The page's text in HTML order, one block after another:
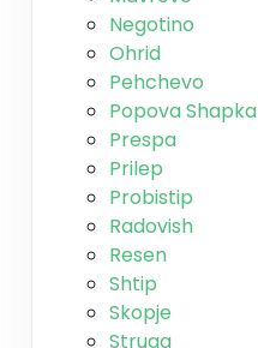
Negotino
Ohrid
Pehchevo
Popova Shapka
Prespa
Prilep
Probistip
Radovish
Resen
Shtip
Skopje
Struga